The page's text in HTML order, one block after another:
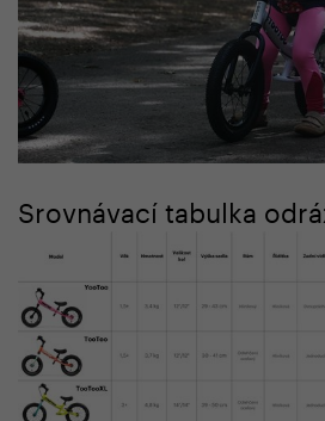
Srovnávací tabulka